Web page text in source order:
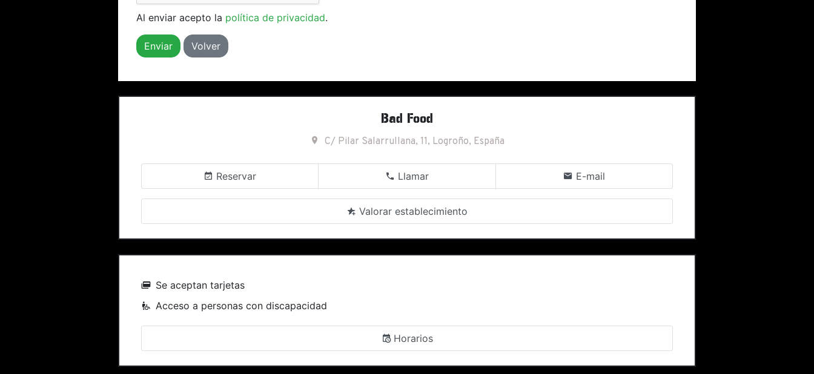
Al enviar acepto la política de privacidad.
Volver
Bad Food
C/ Pilar Salarrullana, 11, Logroño, España
Reservar Llamar E-mail
Valorar establecimiento
Se aceptan tarjetas
Acceso a personas con discapacidad
Horarios